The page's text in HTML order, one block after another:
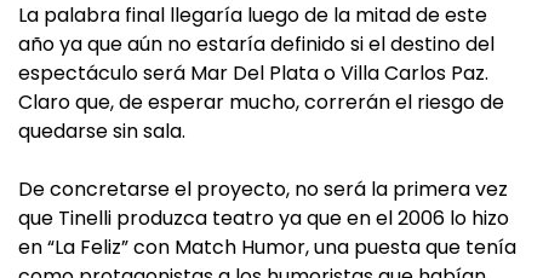
La palabra final llegaría luego de la mitad de este
año ya que aún no estaría definido si el destino del
espectáculo será Mar Del Plata o Villa Carlos Paz.
Claro que, de esperar mucho, correrán el riesgo de
quedarse sin sala.
De concretarse el proyecto, no será la primera vez
que Tinelli produzca teatro ya que en el 2006 lo hizo
en “La Feliz” con Match Humor, una puesta que tenía